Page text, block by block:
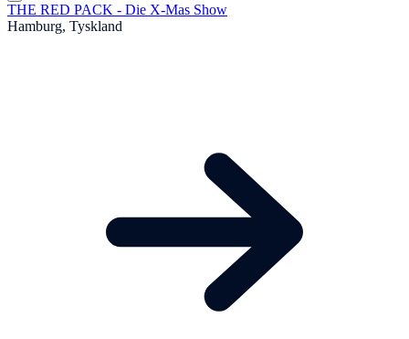
THE RED PACK - Die X-Mas Show
Hamburg, Tyskland